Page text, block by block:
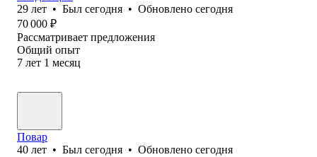
29 лет • Был сегодня • Обновлено сегодня
70 000 ₽
Рассматривает предложения
Общий опыт
7 лет 1 месяц
Повар
40 лет • Был сегодня • Обновлено сегодня